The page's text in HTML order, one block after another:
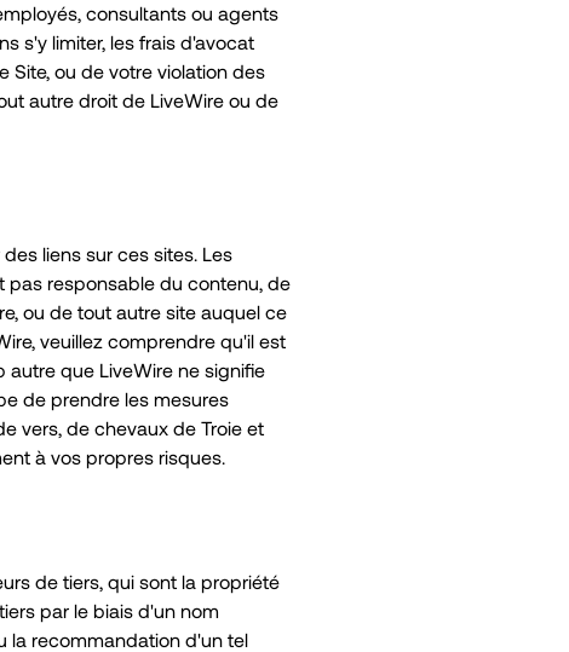
consultants ou agents
s'y limiter, les frais d'avocat
Site, ou de votre violation des
autre droit de LiveWire ou de
liens sur ces sites. Les
pas responsable du contenu, de
ou de tout autre site auquel ce
veuillez comprendre qu'il est
autre que LiveWire ne signifie
de prendre les mesures
vers, de chevaux de Troie et
à vos propres risques.
de tiers, qui sont la propriété
par le biais d'un nom
la recommandation d'un tel